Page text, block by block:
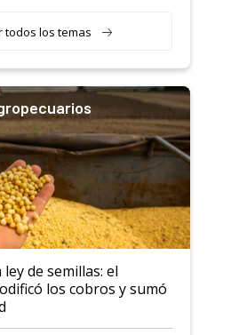
todos los temas
de semillas: el
los cobros y sumó